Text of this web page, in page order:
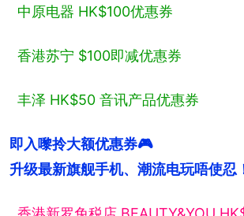
中原电器 HK$100优惠券
香港苏宁 $100即减优惠券
丰泽 HK$50 音讯产品优惠券
即入嚟拎大额优惠券🎮
升级最新旗舰手机、潮流电玩唔使忍